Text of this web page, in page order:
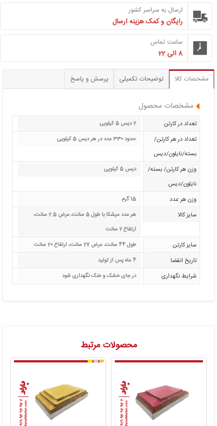
ارسال به سراسر کشور
رایگان و کمک هزینه ارسال
ساعت تماس
8 الی 22
مشخصات کالا توضیحات تکمیلی پرسش و پاسخ
مشخصات محصول
تعداد در کارتن 2 دیس 5 کیلویی
تعداد در هر کارتن/
بسته/نایلون/دیس
حدود 330 عدد در هر دیس 5 کیلویی
وزن هر کارتن/ بسته/
نایلون/دیس
دیس 5 کیلویی
وزن هر عدد 15 گرم
سایز کالا
هر عدد میشکا با طول 5 سانت، عرض 2.5 سانت،
ارتفاع 2 سانت
سایز کارتن طول 44 سانت، عرض 27 سانت، ارتفاع 20 سانت
تاریخ انقضا 4 ماه پس از تولید
شرایط نگهداری در جای خشک و خنک نگهداری شود
محصولات مرتبط